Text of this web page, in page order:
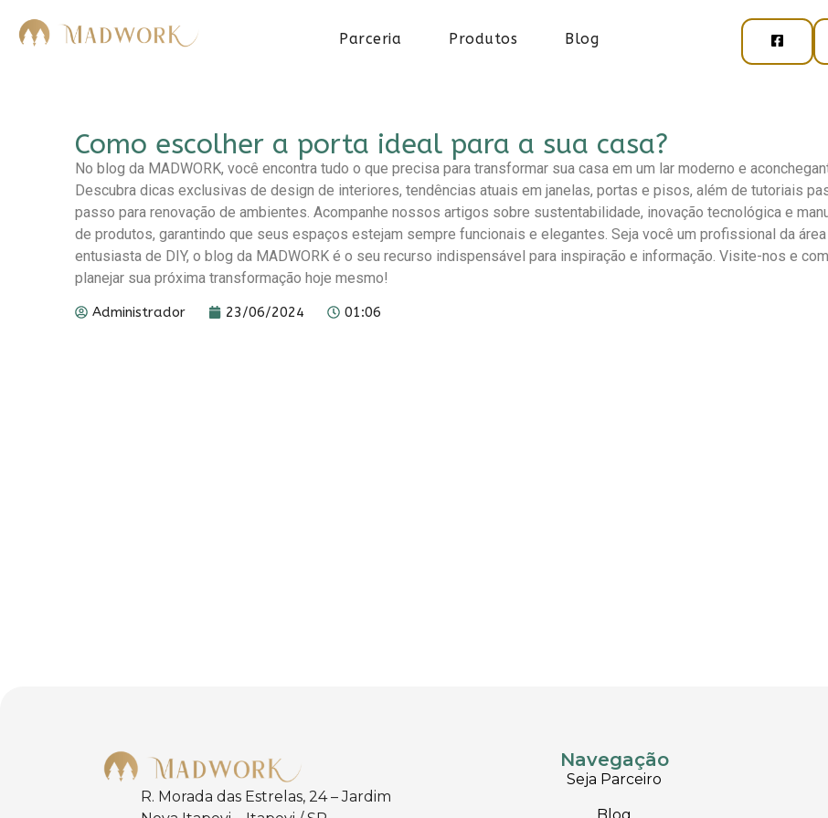
Parceria Produtos Blog
Como escolher a porta ideal para a sua casa?
No blog da MADWORK, você encontra tudo o que precisa para transformar sua casa em um lar moderno e
Descubra dicas exclusivas de design de interiores, tendências atuais em janelas, portas e pisos, além de tutoriais
passo para renovação de ambientes. Acompanhe nossos artigos sobre sustentabilidade, inovação tecnológica e
de produtos, garantindo que seus espaços estejam sempre funcionais e elegantes. Seja você um profissional da área
entusiasta de DIY, o blog da MADWORK é o seu recurso indispensável para inspiração e informação. Visite-nos e
planejar sua próxima transformação hoje mesmo!
Administrador 23/06/2024 01:06
R. Morada das Estrelas, 24 – Jardim
Navegação
Seja Parceiro
Blog